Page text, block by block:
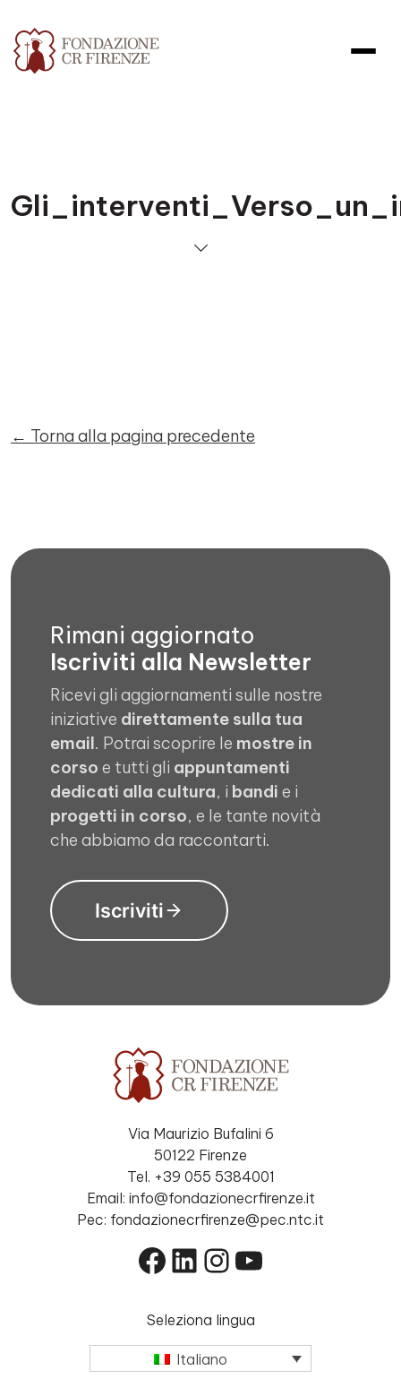
← Torna alla pagina precedente
Rimani aggiornato
Iscriviti alla Newsletter
Ricevi gli aggiornamenti sulle nostre
iniziative direttamente sulla tua
email. Potrai scoprire le mostre in
corso e tutti gli appuntamenti
dedicati alla cultura, i bandi e i
progetti in corso, e le tante novità
che abbiamo da raccontarti.
Iscriviti
Via Maurizio Bufalini 6
50122 Firenze
Tel. +39 055 5384001
Email: info@fondazionecrfirenze.it
Pec: fondazionecrfirenze@pec.ntc.it
Facebook
LinkedIn
Instagram
YouTube
Seleziona lingua
Italiano